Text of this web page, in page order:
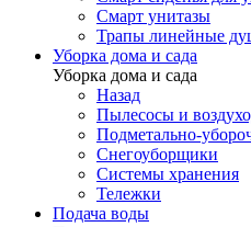
Смарт унитазы
Трапы линейные
Уборка дома и сада
Уборка дома и сада
Назад
Пылесосы и
Подметально-
Снегоуборщики
Системы хранения
Тележки
Подача воды